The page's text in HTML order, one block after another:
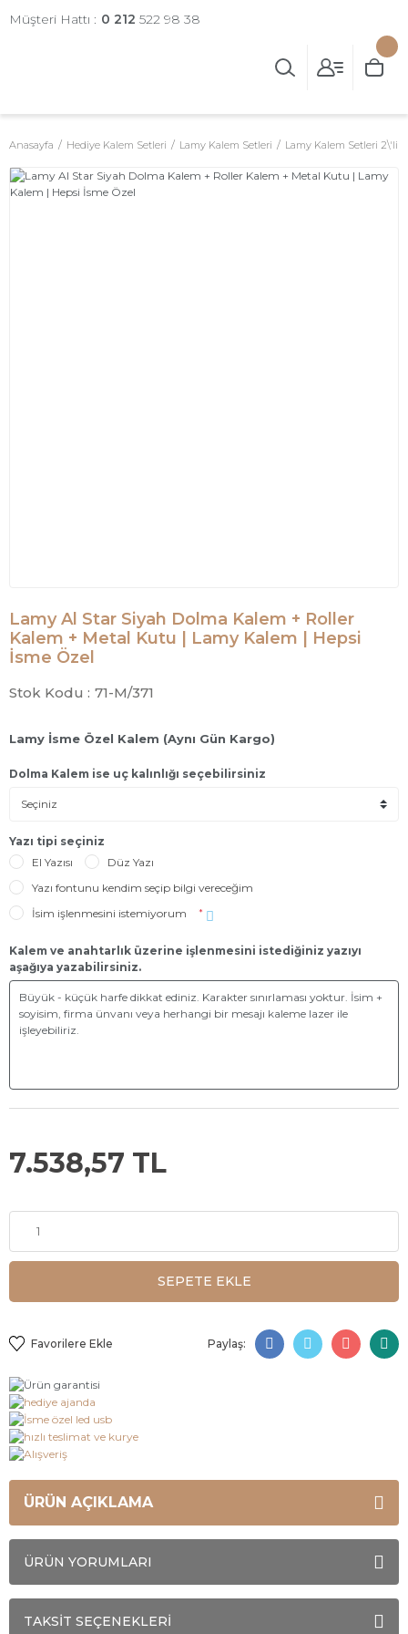
Müşteri Hattı : 0 212 522 98 38
Anasayfa Hediye Kalem Setleri Lamy Kalem Setleri Lamy Kalem Setleri 2\'li
Lamy Al Star Siyah Dolma Kalem + Roller
Kalem + Metal Kutu | Lamy Kalem | Hepsi
İsme Özel
Stok Kodu : 71-M/371
Lamy İsme Özel Kalem (Aynı Gün Kargo)
Dolma Kalem ise uç kalınlığı seçebilirsiniz
Yazı tipi seçiniz
El Yazısı
Düz Yazı
Yazı fontunu kendim seçip bilgi vereceğim
İsim işlenmesini istemiyorum
*
Kalem ve anahtarlık üzerine işlenmesini istediğiniz yazıyı
aşağıya yazabilirsiniz.
7.538,57 TL
SEPETE EKLE
Paylaş:
ÜRÜN AÇIKLAMA
ÜRÜN YORUMLARI
TAKSİT SEÇENEKLERİ